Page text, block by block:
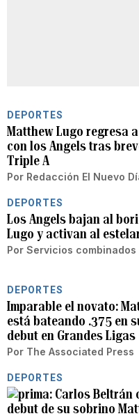
DEPORTES
Matthew Lugo regresa
con los Angels tras
Triple A
Por Redacción El Nuevo
DEPORTES
Los Angels bajan al
Lugo y activan al
Por Servicios combinados
DEPORTES
Imparable el novato:
está bateando .375 en
debut en Grandes Ligas
Por The Associated Press
DEPORTES
Carlos Beltrán
debut de su sobrino